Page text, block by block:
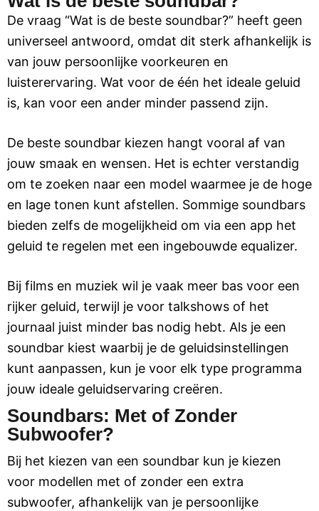
De vraag “Wat is de beste soundbar?” heeft geen
universeel antwoord, omdat dit sterk afhankelijk is
van jouw persoonlijke voorkeuren en
luisterervaring. Wat voor de één het ideale geluid
is, kan voor een ander minder passend zijn.
De beste soundbar kiezen hangt vooral af van
jouw smaak en wensen. Het is echter verstandig
om te zoeken naar een model waarmee je de hoge
en lage tonen kunt afstellen. Sommige soundbars
bieden zelfs de mogelijkheid om via een app het
geluid te regelen met een ingebouwde equalizer.
Bij films en muziek wil je vaak meer bas voor een
rijker geluid, terwijl je voor talkshows of het
journaal juist minder bas nodig hebt. Als je een
soundbar kiest waarbij je de geluidsinstellingen
kunt aanpassen, kun je voor elk type programma
jouw ideale geluidservaring creëren.
Soundbars: Met of Zonder
Subwoofer?
Bij het kiezen van een soundbar kun je kiezen
voor modellen met of zonder een extra
subwoofer, afhankelijk van je persoonlijke